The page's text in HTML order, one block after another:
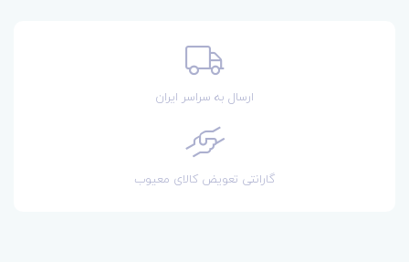
ارسال به سراسر ایران
گارانتی تعویض کالای معیوب